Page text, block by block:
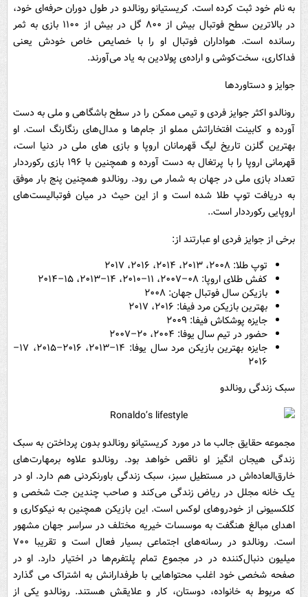
به نام خود ثبت کرده است. کریستیانو رونالدو در طول دوران حرفه‌ای خود،
در بالاترین سطح فوتبال بیش از ۸۰۰ گل در بیش از ۱۱۰۰ بازی به ثمر
رسانده است. هواداران فوتبال او را با خصایص خاص خودش یعنی
فداکاری، سخت‌کوشی و اراده‌ی پولادین به یاد می‌آورند.
جوایز و دستاوردها
رونالدو اکثر جوایز فردی و تیمی ممکن را در سطح باشگاهی و ملی به دست
آورده و کابینت افتخاراتش مملو از جام‌ها و مدال‌های رنگارنگ است. او
بهترین گلزن تاریخ لیگ قهرمانان اروپا و بازی های ملی در دنیا است،
قهرمانی اروپا را با پرتغال به دست آورده و همچنین با ۱۹۶ بازی رکورددار
تعداد بازی ملی در جهان به شمار می رود. رونالدو همچنین پنج بار موفق
به دریافت توپ طلا شده است و از این حیث در میان فوتبالیست‌های
اروپایی رکورددار است..
برخی از جوایز فردی او عبارتند از:
توپ طلا: ۲۰۰۸، ۲۰۱۳، ۲۰۱۴، ۲۰۱۶، ۲۰۱۷
کفش طلای اروپا: ۰۸–۲۰۰۷، ۱۱–۲۰۱۰، ۱۴–۲۰۱۳، ۱۵–۲۰۱۴
بازیکن سال فوتبال جهان: ۲۰۰۸
بهترین بازیکن مرد فیفا: ۲۰۱۶، ۲۰۱۷
جایزه پوشکاش فیفا: ۲۰۰۹
حضور در تیم سال یوفا: ۲۰۰۴، ۲۰–۲۰۰۷
جایزه بهترین بازیکن مرد سال یوفا: ۱۴–۲۰۱۳، ۲۰۱۶–۲۰۱۵، ۱۷–
۲۰۱۶
سبک زندگی رونالدو
مجموعه حقایق جالب ما در مورد کریستیانو رونالدو بدون پرداختن به سبک
زندگی هیجان انگیز او ناقص خواهد بود. رونالدو علاوه برمهارت‌های
خارق‌العاده‌اش در مستطیل سبز، سبک زندگی باورنکردنی هم دارد. او در
یک خانه مجلل در ریاض زندگی می‌کند و صاحب چندین جت شخصی و
کلکسیونی از خودروهای لوکس است. این بازیکن همچنین به نیکوکاری و
اهدای مبالغ هنگفت به موسسات خیریه مختلف در سراسر جهان مشهور
است. رونالدو در رسانه‌های اجتماعی بسیار فعال است و تقریبا ۷۰۰
میلیون دنبال‌کننده در در مجموع تمام پلتفرم‌ها در اختیار دارد. او در
صفحه شخصی خود اغلب محتواهایی با طرفدارانش به اشتراک می گذارد
که مربوط به خانواده، دوستان، کار و علایقش هستند. رونالدو یکی از